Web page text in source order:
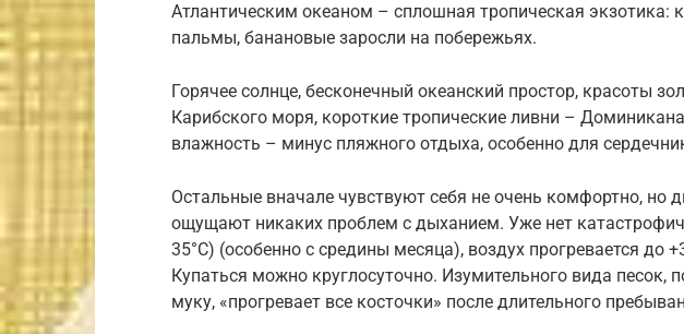
Атлантическим океаном – сплошная тропическая экзотика:
пальмы, банановые заросли на побережьях.
Горячее солнце, бесконечный океанский простор, красоты
Карибского моря, короткие тропические ливни –
влажность – минус пляжного отдыха, особенно для
Остальные вначале чувствуют себя не очень комфортно, но
ощущают никаких проблем с дыханием. Уже нет
35°С) (особенно с средины месяца), воздух прогревается до
Купаться можно круглосуточно. Изумительного вида
муку, «прогревает все косточки» после длительного